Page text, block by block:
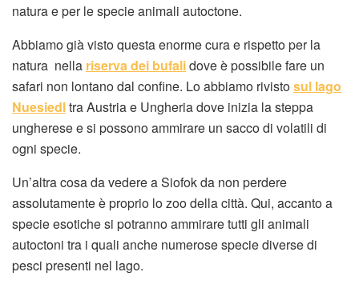
natura e per le specie animali autoctone.
Abbiamo già visto questa enorme cura e rispetto per la
natura nella riserva dei bufalidove è possibile fare un
safari non lontano dal confine. Lo abbiamo rivistosul lago
Nuesiedltra Austria e Ungheria dove inizia la steppa
ungherese e si possono ammirare un sacco di volatili di
ogni specie.
Un’altra cosa da vedere a Siofok da non perdere
assolutamente è proprio lo zoo della città. Qui, accanto a
specie esotiche si potranno ammirare tutti gli animali
autoctoni tra i quali anche numerose specie diverse di
pesci presenti nel lago.